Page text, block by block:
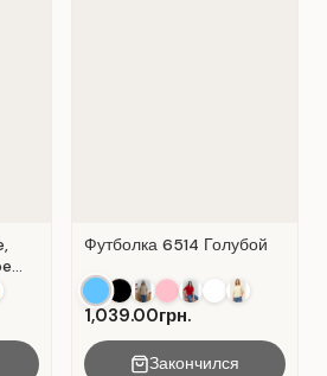
Футболка 6514 Голубой
1,039.00грн.
Закончился